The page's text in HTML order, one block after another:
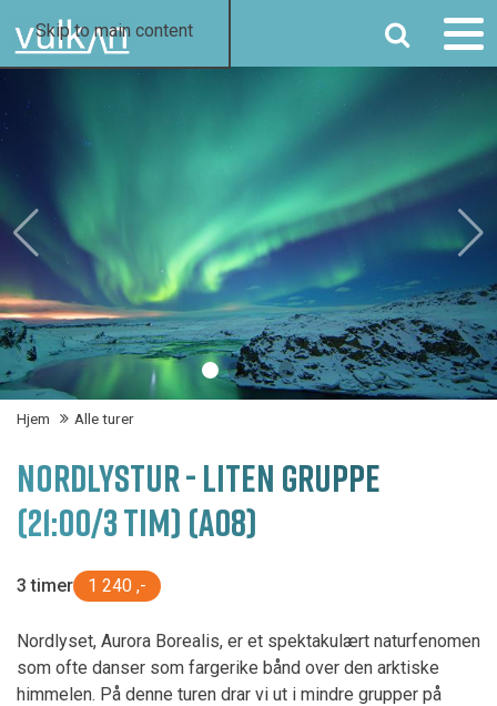
Skip to main content SØK
Hjem Alle turer
NORDLYSTUR - LITEN GRUPPE
(21:00/3 TIM) (A08)
3 timer 1 240 ,-
Nordlyset, Aurora Borealis, er et spektakulært naturfenomen
som ofte danser som fargerike bånd over den arktiske
himmelen. På denne turen drar vi ut i mindre grupper på